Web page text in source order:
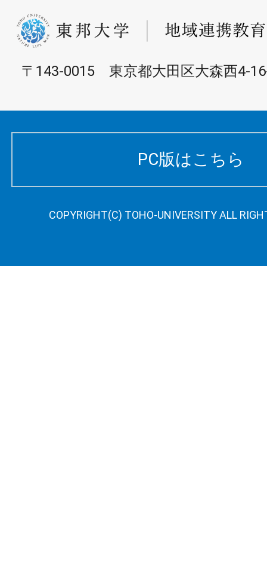
〒143-0015 東京都大田区大森西4-
PC版はこちら
COPYRIGHT(C) TOHO-UNIVERSITY ALL